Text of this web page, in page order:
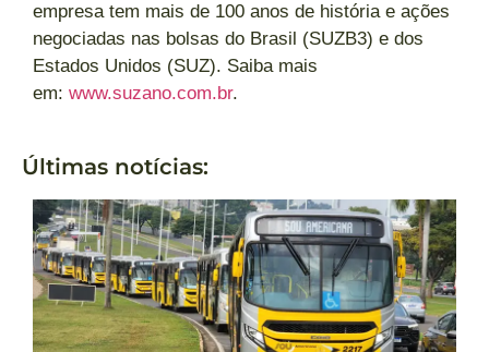
empresa tem mais de 100 anos de história e ações
negociadas nas bolsas do Brasil (SUZB3) e dos
Estados Unidos (SUZ). Saiba mais
em: www.suzano.com.br.
Últimas notícias: